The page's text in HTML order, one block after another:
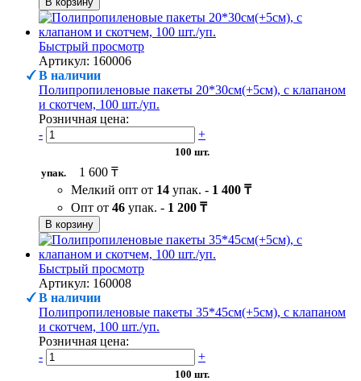
Быстрый просмотр
Артикул: 160006
В наличии
Полипропиленовые пакеты 20*30см(+5см), с клапаном
и скотчем, 100 шт./уп.
Розничная цена:
-
+
100 шт.
упак.
1 600 ₸
Мелкий опт от 14 упак. - 1 400 ₸
Опт от 46 упак. - 1 200 ₸
В корзину
Быстрый просмотр
Артикул: 160008
В наличии
Полипропиленовые пакеты 35*45см(+5см), с клапаном
и скотчем, 100 шт./уп.
Розничная цена:
-
+
100 шт.